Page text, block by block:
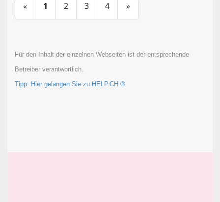
«
1 2 3 4 »
Für den Inhalt der einzelnen Webseiten ist der entsprechende
Betreiber verantwortlich.
Tipp: Hier gelangen Sie zu HELP.CH ®